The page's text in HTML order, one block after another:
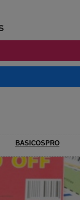
BASICOSPRO